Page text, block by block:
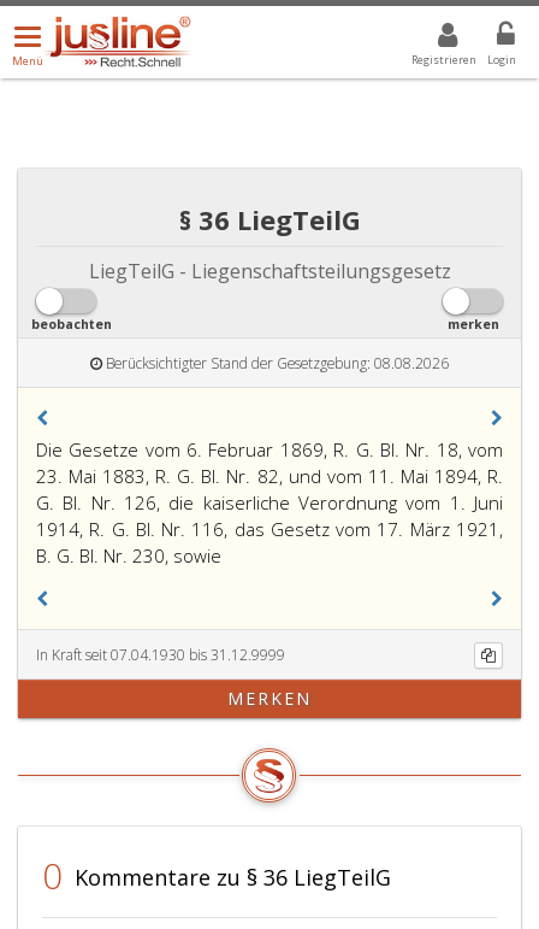
Registrieren Login
Menü
öffnen/schließen
Menü
ALLE DROPDOWN: GEWÄHLTER WERT IST ALLE
§ 36 LiegTeilG
LiegTeilG - Liegenschaftsteilungsgesetz
beobachten merken
Berücksichtigter Stand der Gesetzgebung: 08.08.2026
Paragraph
36,
Die Gesetze vom 6. Februar 1869, R. G. Bl. Nr. 18, vom
23. Mai 1883, R. G. Bl. Nr. 82, und vom 11. Mai 1894, R.
G. Bl. Nr. 126, die kaiserliche Verordnung vom 1. Juni
1914, R. G. Bl. Nr. 116, das Gesetz vom 17. März 1921,
B. G. Bl. Nr. 230, sowie
In Kraft seit 07.04.1930 bis 31.12.9999
MERKEN
0 Kommentare zu § 36 LiegTeilG